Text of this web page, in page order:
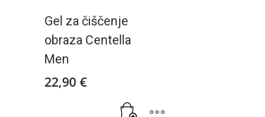
Gel za čiščenje
obraza Centella
Men
22,90 €